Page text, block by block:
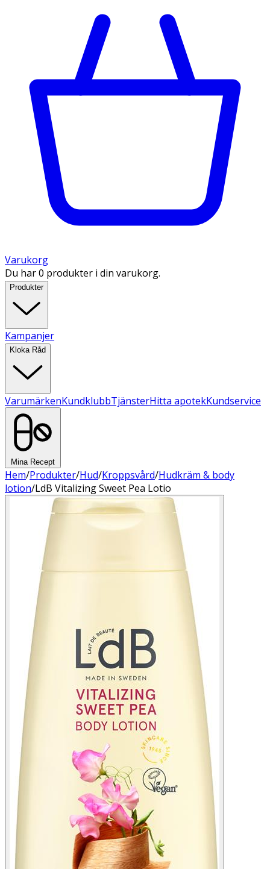
Varukorg
Du har 0 produkter i din varukorg.
Produkter
Kampanjer
Kloka Råd
VarumärkenKundklubbTjänsterHitta apotekKundservice
Mina Recept
Hem/Produkter/Hud/Kroppsvård/Hudkräm & body
lotion/LdB Vitalizing Sweet Pea Lotio